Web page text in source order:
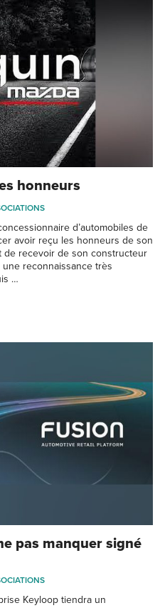
honneurs
d’automobiles de
avoir reçu les honneurs de son
de recevoir de son constructeur
une reconnaissance très
…
pas manquer signé
Keyloop tiendra un